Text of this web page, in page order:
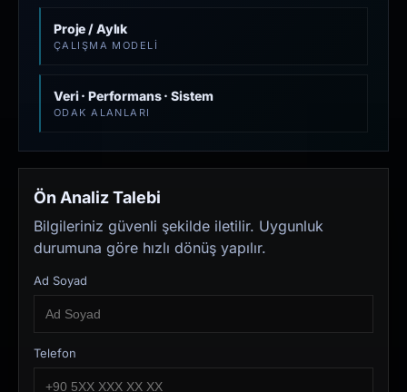
Proje / Aylık
ÇALIŞMA MODELI
Veri · Performans · Sistem
ODAK ALANLARI
Ön Analiz Talebi
Bilgileriniz güvenli şekilde iletilir. Uygunluk
durumuna göre hızlı dönüş yapılır.
Ad Soyad
Telefon